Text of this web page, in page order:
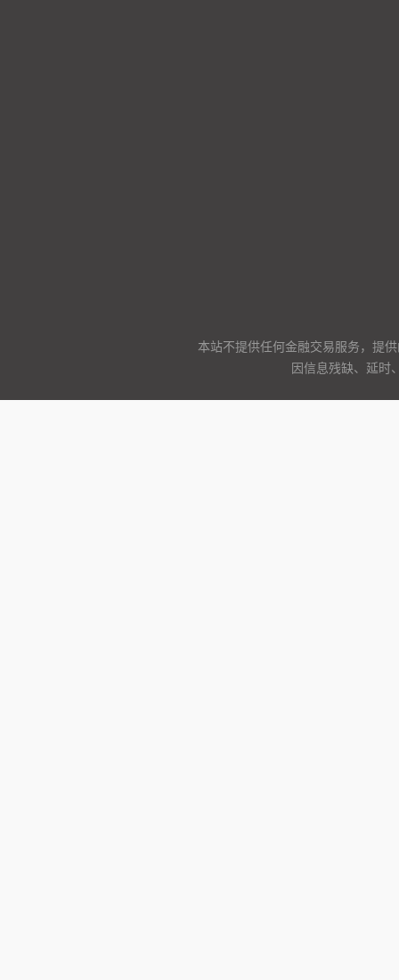
本站不提供任何金融交易服务，提
因信息残缺、延时